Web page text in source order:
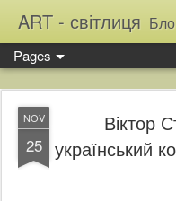
ART - світлиця Блог
Pages
NOV
25
Віктор
український